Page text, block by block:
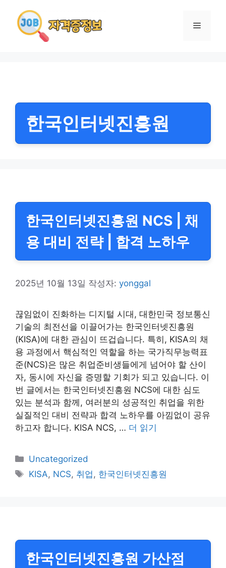
메
한국인터넷진흥원
한국인터넷진흥원 NCS | 채
용 대비 전략 | 합격 노하우
2025년 10월 13일 작성자: yonggal
끊임없이 진화하는 디지털 시대, 대한민국 정보통신
기술의 최전선을 이끌어가는 한국인터넷진흥원
(KISA)에 대한 관심이 뜨겁습니다. 특히, KISA의 채
용 과정에서 핵심적인 역할을 하는 국가직무능력표
준(NCS)은 많은 취업준비생들에게 넘어야 할 산이
자, 동시에 자신을 증명할 기회가 되고 있습니다. 이
번 글에서는 한국인터넷진흥원 NCS에 대한 심도
있는 분석과 함께, 여러분의 성공적인 취업을 위한
실질적인 대비 전략과 합격 노하우를 아낌없이 공유
하고자 합니다. KISA NCS, … 더 읽기
카
테
Uncategorized
태
KISA, NCS, 취업 , 한국인터넷진흥원
한국인터넷진흥원 가산점